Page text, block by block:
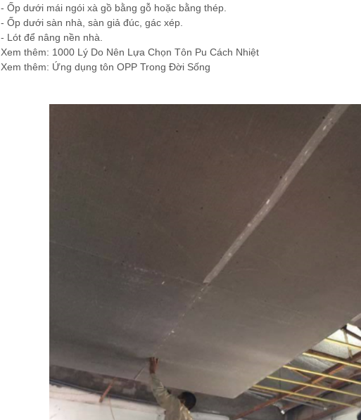
- Ốp dưới mái ngói xà gồ bằng gỗ hoặc bằng thép.
- Ốp dưới sàn nhà, sàn giả đúc, gác xép.
- Lót để nâng nền nhà.
Xem thêm: 1000 Lý Do Nên Lựa Chọn Tôn Pu Cách Nhiệt
Xem thêm: Ứng dụng tôn OPP Trong Đời Sống